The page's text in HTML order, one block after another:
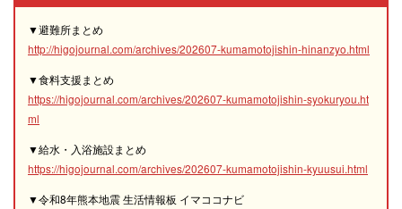
▼避難所まとめ
http://higojournal.com/archives/202607-kumamotojishin-hinanzyo.html
▼食料支援まとめ
https://higojournal.com/archives/202607-kumamotojishin-syokuryou.ht
ml
▼給水・入浴施設まとめ
https://higojournal.com/archives/202607-kumamotojishin-kyuusui.html
▼令和8年熊本地震 生活情報板 イマココナビ